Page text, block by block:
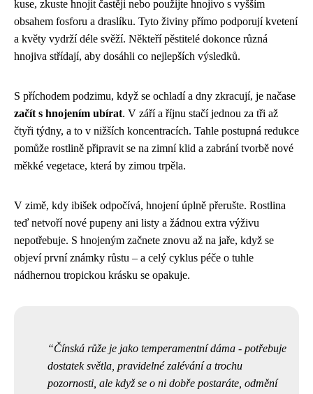
kuse, zkuste hnojit častěji nebo použijte hnojivo s vyšším
obsahem fosforu a draslíku. Tyto živiny přímo podporují kvetení
a květy vydrží déle svěží. Někteří pěstitelé dokonce různá
hnojiva střídají, aby dosáhli co nejlepších výsledků.
S příchodem podzimu, když se ochladí a dny zkracují, je načase
začít s hnojením ubírat. V září a říjnu stačí jednou za tři až
čtyři týdny, a to v nižších koncentracích. Tahle postupná redukce
pomůže rostlině připravit se na zimní klid a zabrání tvorbě nové
měkké vegetace, která by zimou trpěla.
V zimě, kdy ibišek odpočívá, hnojení úplně přerušte. Rostlina
teď netvoří nové pupeny ani listy a žádnou extra výživu
nepotřebuje. S hnojeným začnete znovu až na jaře, když se
objeví první známky růstu – a celý cyklus péče o tuhle
nádhernou tropickou krásku se opakuje.
Čínská růže je jako temperamentní dáma - potřebuje
dostatek světla, pravidelné zalévání a trochu
pozornosti, ale když se o ni dobře postaráte, odmění